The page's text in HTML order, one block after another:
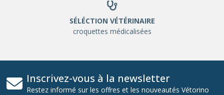
SÉLÉCTION VÉTÉRINAIRE
croquettes médicalisées
Inscrivez-vous à la newsletter
Restez informé sur les offres et les nouveautés Vétorino